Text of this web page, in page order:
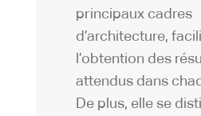
principaux cadres
d’architecture,
l’obtention des
attendus dans
De plus, elle se